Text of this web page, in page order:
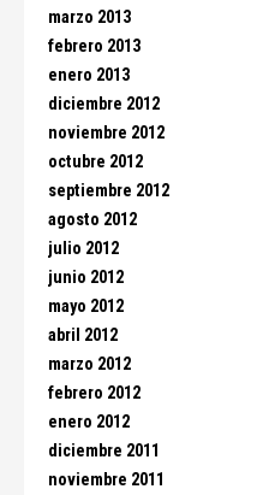
marzo 2013
febrero 2013
enero 2013
diciembre 2012
noviembre 2012
octubre 2012
septiembre 2012
agosto 2012
julio 2012
junio 2012
mayo 2012
abril 2012
marzo 2012
febrero 2012
enero 2012
diciembre 2011
noviembre 2011